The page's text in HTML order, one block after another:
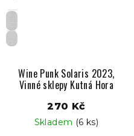
CZ
Suché
Wine Punk Solaris 2023,
Vinné sklepy Kutná Hora
270 Kč
Skladem (6 ks)